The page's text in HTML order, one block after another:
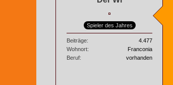
Spieler des Jahres
Beiträge
4.477
Wohnort
Franconia
Beruf
vorhanden